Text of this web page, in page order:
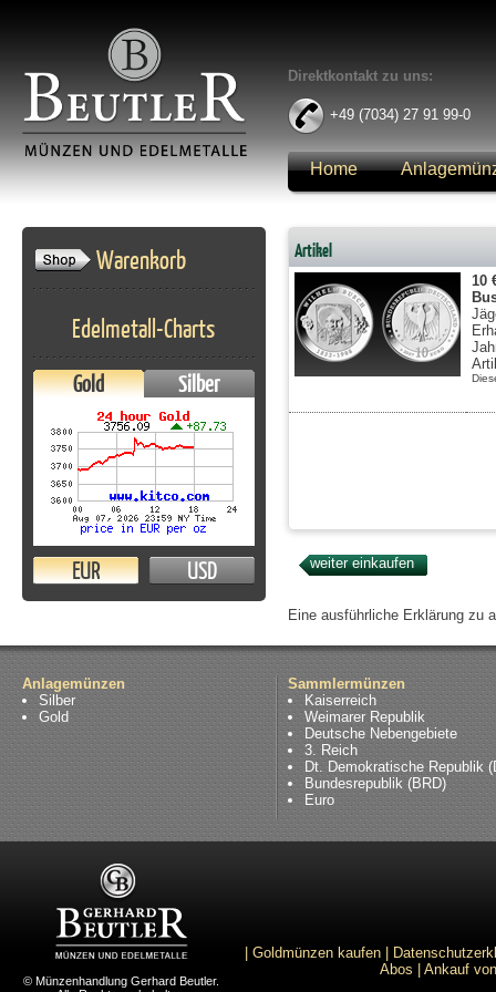
Direktkontakt zu uns:
+49 (7034) 27 91 99-0
Home
Warenkorb
Edelmetall-Charts
Gold Silber
EUR USD
Artikel
10
Eine ausführliche Erklärung zu
Anlagemünzen
Silber
Gold
Sammlermünzen
Kaiserreich
Weimarer Republik
Deutsche Nebengebiete
3. Reich
Dt. Demokratische Republik
Bundesrepublik (BRD)
Euro
© Münzenhandlung Gerhard Beutler.
Goldmünzen kaufen
Abos
Ankauf